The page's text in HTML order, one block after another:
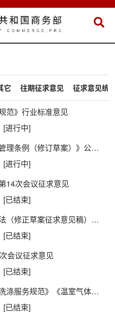
它 往期征求意见 征求意见统
范》行业标准意见
[进行中]
商务部关于《对外劳务合作管理条例（修订草案）》公开征求意见的通知
[进行中]
14次会议征求意见
[已结束]
《中华人民共和国电子商务法（修正草案征求意见稿）》公开征求意见
[已结束]
会议征求意见
[已结束]
公开征求《公用纺织品租赁洗涤服务规范》《温室气体排放核算与报告要求 洗染服务企业》等2项行业标准意见
[已结束]